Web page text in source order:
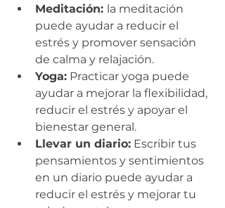
Meditación: la meditación
puede ayudar a reducir el
estrés y promover sensación
de calma y relajación.
Yoga: Practicar yoga puede
ayudar a mejorar la flexibilidad,
reducir el estrés y apoyar el
bienestar general.
Llevar un diario: Escribir tus
pensamientos y sentimientos
en un diario puede ayudar a
reducir el estrés y mejorar tu